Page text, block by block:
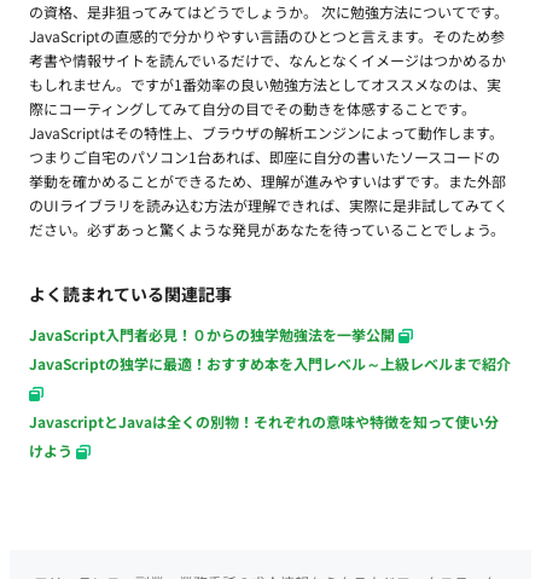
の資格、是非狙ってみてはどうでしょうか。 次に勉強方法についてです。
JavaScriptの直感的で分かりやすい言語のひとつと言えます。そのため参
考書や情報サイトを読んでいるだけで、なんとなくイメージはつかめるか
もしれません。ですが1番効率の良い勉強方法としてオススメなのは、実
際にコーティングしてみて自分の目でその動きを体感することです。
JavaScriptはその特性上、ブラウザの解析エンジンによって動作します。
つまりご自宅のパソコン1台あれば、即座に自分の書いたソースコードの
挙動を確かめることができるため、理解が進みやすいはずです。また外部
のUIライブラリを読み込む方法が理解できれば、実際に是非試してみてく
ださい。必ずあっと驚くような発見があなたを待っていることでしょう。
よく読まれている関連記事
JavaScript入門者必見！０からの独学勉強法を一挙公開
JavaScriptの独学に最適！おすすめ本を入門レベル～上級レベルまで紹介
JavascriptとJavaは全くの別物！それぞれの意味や特徴を知って使い分
けよう